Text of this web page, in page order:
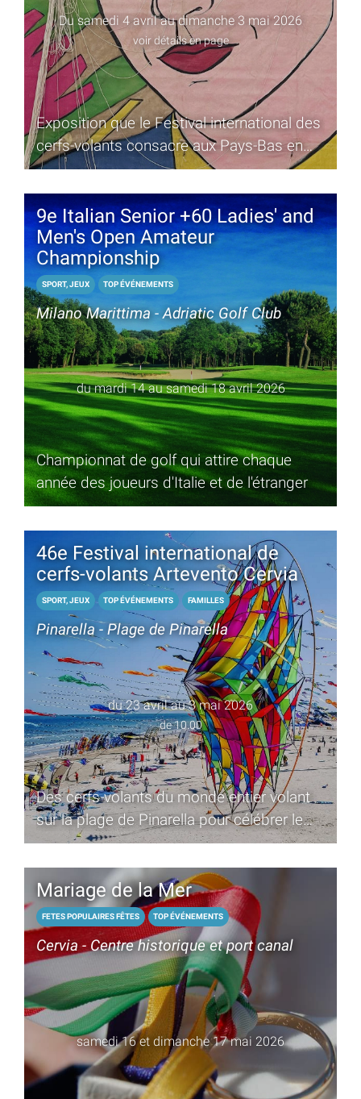
Du samedi 4 avril au dimanche 3 mai 2026
voir détails en page
Exposition que le Festival international des
cerfs-volants consacre aux Pays-Bas en
célébrant l'art du vent
9e Italian Senior +60 Ladies' and
Men's Open Amateur
Championship
SPORT, JEUX TOP ÉVÉNEMENTS
Milano Marittima - Adriatic Golf Club
du mardi 14 au samedi 18 avril 2026
Championnat de golf qui attire chaque
année des joueurs d'Italie et de l'étranger
46e Festival international de
cerfs-volants Artevento Cervia
SPORT, JEUX TOP ÉVÉNEMENTS FAMILLES
Pinarella - Plage de Pinarella
du 23 avril au 3 mai 2026
de 10.00
Des cerfs-volants du monde entier volant
sur la plage de Pinarella pour célébrer le
46e anniversaire
Mariage de la Mer
FETES POPULAIRES FÊTES TOP ÉVÉNEMENTS
Cervia - Centre historique et port canal
samedi 16 et dimanche 17 mai 2026